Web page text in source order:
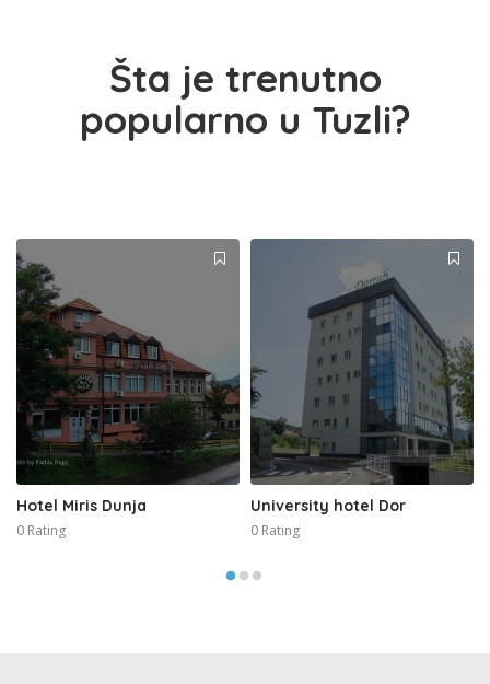
Šta je trenutno
popularno u Tuzli?
Hotel Miris Dunja
0 Rating
University hotel Dor
0 Rating